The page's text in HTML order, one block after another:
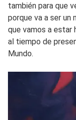
también para que
porque va a ser un
que vamos a estar
al tiempo de
Mundo.